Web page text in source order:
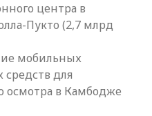
центра в
Пукто (2,7 млрд
мобильных
для
осмотра в Камбодже